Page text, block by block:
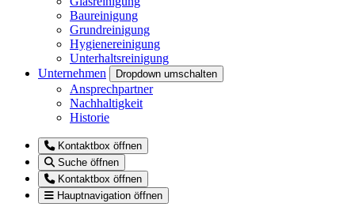
Baureinigung
Grundreinigung
Hygienereinigung
Unterhaltsreinigung
Unternehmen
Dropdown umschalten
Ansprechpartner
Nachhaltigkeit
Historie
Kontaktbox öffnen
Suche öffnen
Kontaktbox öffnen
Hauptnavigation öffnen